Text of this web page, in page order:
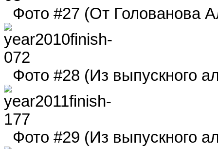
Фото #27 (От Голованова
Фото #28 (Из выпускного
Фото #29 (Из выпускного